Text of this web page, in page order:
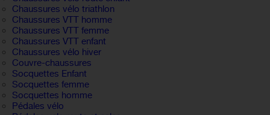
Chaussures vélo triathlon
Chaussures VTT homme
Chaussures VTT femme
Chaussures VTT enfant
Chaussures vélo hiver
Couvre-chaussures
Socquettes Enfant
Socquettes femme
Socquettes homme
Pédales vélo